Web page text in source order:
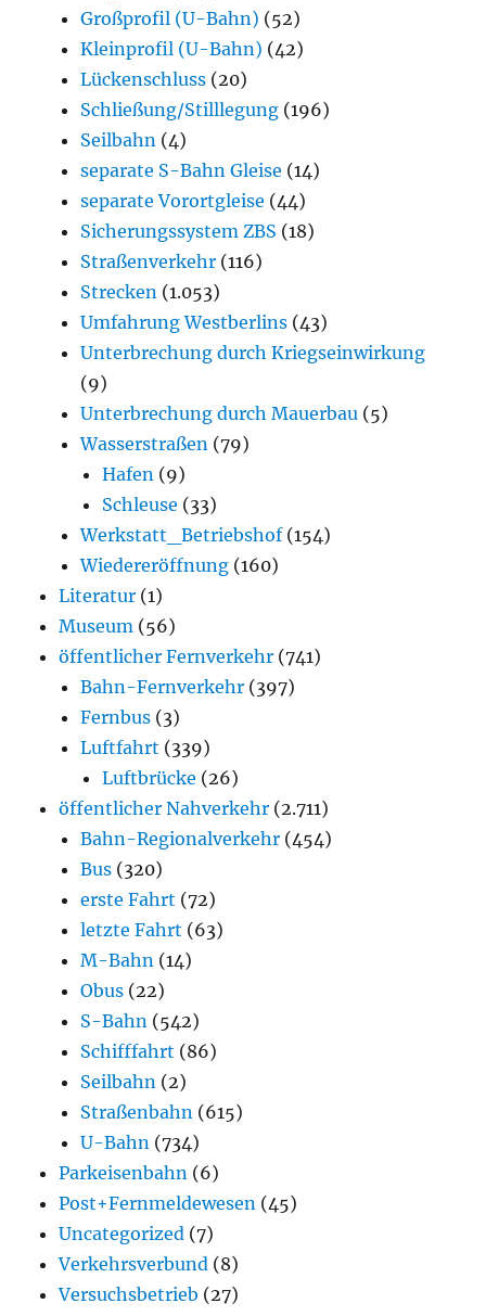
Großprofil (U-Bahn) (52)
Kleinprofil (U-Bahn) (42)
Lückenschluss (20)
Schließung/Stilllegung (196)
Seilbahn (4)
separate S-Bahn Gleise (14)
separate Vorortgleise (44)
Sicherungssystem ZBS (18)
Straßenverkehr (116)
Strecken (1.053)
Umfahrung Westberlins (43)
Unterbrechung durch Kriegseinwirkung
(9)
Unterbrechung durch Mauerbau (5)
Wasserstraßen (79)
Hafen (9)
Schleuse (33)
Werkstatt_Betriebshof(154)
Wiedereröffnung (160)
Literatur (1)
Museum (56)
öffentlicher Fernverkehr (741)
Bahn-Fernverkehr (397)
Fernbus (3)
Luftfahrt (339)
Luftbrücke (26)
öffentlicher Nahverkehr (2.711)
Bahn-Regionalverkehr (454)
Bus (320)
erste Fahrt (72)
letzte Fahrt (63)
M-Bahn (14)
Obus (22)
S-Bahn (542)
Schifffahrt (86)
Seilbahn (2)
Straßenbahn (615)
U-Bahn (734)
Parkeisenbahn (6)
Post+Fernmeldewesen (45)
Uncategorized (7)
Verkehrsverbund (8)
Versuchsbetrieb (27)